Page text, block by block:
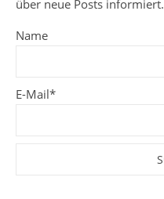
über neue Posts informiert.
Name
E-Mail*